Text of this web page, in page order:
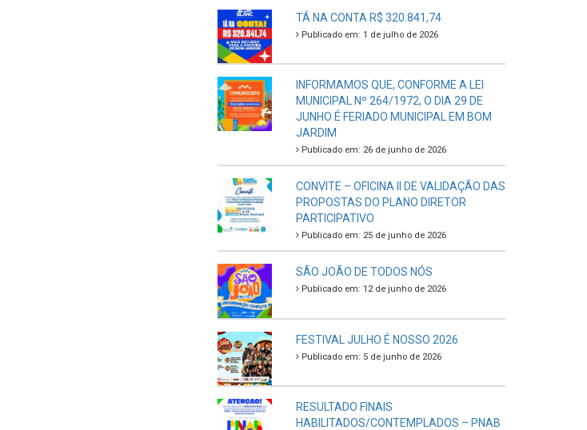
TÁ NA CONTA R$ 320.841,74
Publicado em: 1 de julho de 2026
INFORMAMOS QUE, CONFORME A LEI
MUNICIPAL Nº 264/1972, O DIA 29 DE
JUNHO É FERIADO MUNICIPAL EM BOM
JARDIM
Publicado em: 26 de junho de 2026
CONVITE – OFICINA II DE VALIDAÇÃO DAS
PROPOSTAS DO PLANO DIRETOR
PARTICIPATIVO
Publicado em: 25 de junho de 2026
SÃO JOÃO DE TODOS NÓS
Publicado em: 12 de junho de 2026
FESTIVAL JULHO É NOSSO 2026
Publicado em: 5 de junho de 2026
RESULTADO FINAIS
HABILITADOS/CONTEMPLADOS – PNAB